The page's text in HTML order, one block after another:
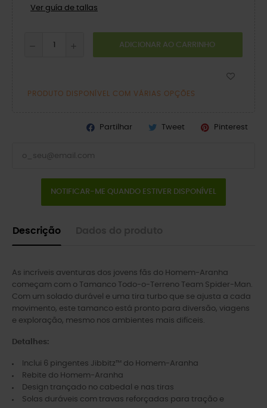
Ver guía de tallas
ADICIONAR AO CARRINHO
PRODUTO DISPONÍVEL COM VÁRIAS OPÇÕES
Partilhar Tweet Pinterest
NOTIFICAR-ME QUANDO ESTIVER DISPONÍVEL
Descrição
As incríveis aventuras dos jovens fãs do Homem-Aranha
começam com o Tamanco Todo-o-Terreno Team Spider-Man.
Com um solado durável e uma tira turbo que se ajusta a cada
movimento, este tamanco está pronto para diversão, viagens
e exploração, mesmo nos ambientes mais difíceis.
Detalhes:
Inclui 6 pingentes Jibbitz™ do Homem-Aranha
Rebite do Homem-Aranha
Design trançado no cabedal e nas tiras
Solas duráveis ​​com travas reforçadas para tração e